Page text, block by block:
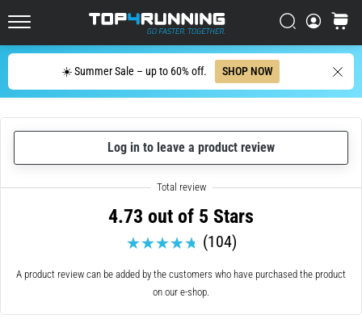
☀️ Summer Sale – up to 60% off. SHOP NOW
Searchcart
Search
higher
Discover
cushioned
shoes
trail
6 min. reading
Log in to leave a product review
4.73 out of 5 Stars
(104)
A product review can be added by the customers who have purchased the product
on our e-shop.